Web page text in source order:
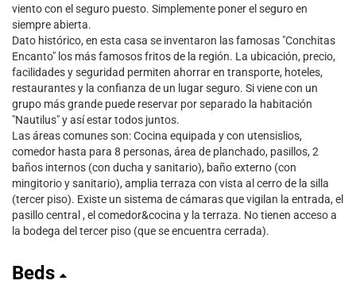
viento con el seguro puesto. Simplemente poner el seguro en
siempre abierta.
Dato histórico, en esta casa se inventaron las famosas "Conchitas
Encanto" los más famosos fritos de la región. La ubicación, precio,
facilidades y seguridad permiten ahorrar en transporte, hoteles,
restaurantes y la confianza de un lugar seguro. Si viene con un
grupo más grande puede reservar por separado la habitación
"Nautilus" y así estar todos juntos.
Las áreas comunes son: Cocina equipada y con utensislios,
comedor hasta para 8 personas, área de planchado, pasillos, 2
baños internos (con ducha y sanitario), baño externo (con
mingitorio y sanitario), amplia terraza con vista al cerro de la silla
(tercer piso). Existe un sistema de cámaras que vigilan la entrada, el
pasillo central , el comedor&cocina y la terraza. No tienen acceso a
la bodega del tercer piso (que se encuentra cerrada).
Beds